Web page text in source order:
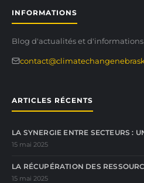
INFORMATIONS
Blog d'actualités et d'informations
ARTICLES RÉCENTS
LA SYNERGIE ENTRE SECTEURS :
15 mai 2025
LA RÉCUPÉRATION DES
15 mai 2025